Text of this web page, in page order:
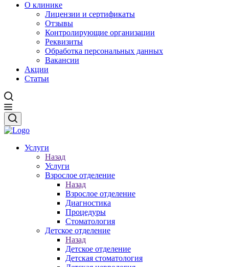
О клинике
Лицензии и сертификаты
Отзывы
Контролирующие организации
Реквизиты
Обработка персональных данных
Вакансии
Акции
Статьи
Услуги
Назад
Услуги
Взрослое отделение
Назад
Взрослое отделение
Диагностика
Процедуры
Стоматология
Детское отделение
Назад
Детское отделение
Детская стоматология